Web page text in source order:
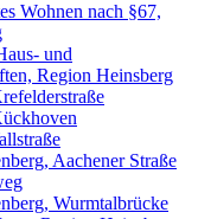
Wohnen nach §67,
und
Region Heinsberg
Aachener Straße
Wurmtalbrücke